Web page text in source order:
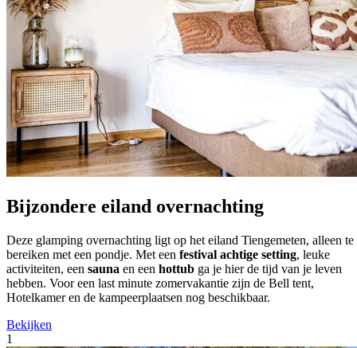
Bijzondere eiland overnachting
Deze glamping overnachting ligt op het eiland Tiengemeten, alleen te
bereiken met een pondje. Met een festival achtige setting, leuke
activiteiten, een sauna en een hottub ga je hier de tijd van je leven
hebben. Voor een last minute zomervakantie zijn de Bell tent,
Hotelkamer en de kampeerplaatsen nog beschikbaar.
Bekijken
1